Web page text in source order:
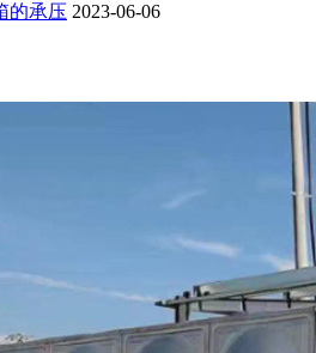
的承压 2023-06-06